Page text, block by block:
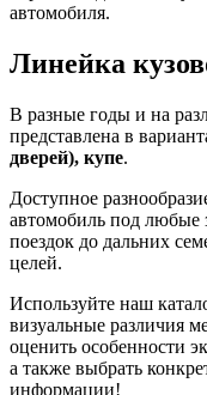
автомобиля.
Линейка
В разные годы и на
представлена в
дверей), купе.
Доступное
автомобиль под любые
поездок до дальних
целей.
Используйте наш
визуальные различия
оценить особенности
а также выбрать
информации!